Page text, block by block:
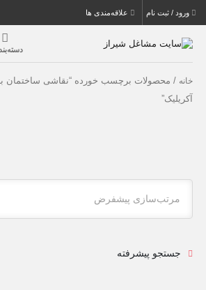
ورود / ثبت نام علاقه‌مندی ها
خانه / محصولات برچسب خورده “نقاشی ساختمان
آکریلیک”
مرتب‌سازی پیشفرض
جستجو پیشرفته